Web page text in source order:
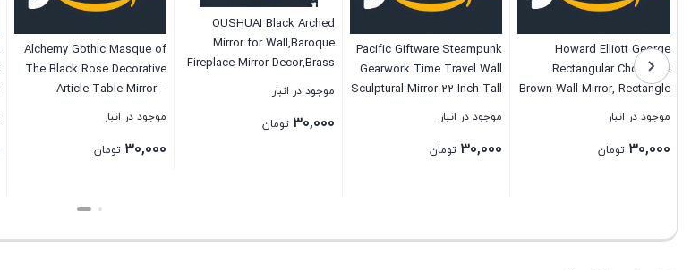
Howard Elliott George
Rectangular Chocolate
Brown Wall Mirror, Rectangle
Hanging Wood Framed
Decor, Living Room,
موجود در انبار
۳۰,۰۰۰ تومان
Pacific Giftware Steampunk
Gearwork Time Travel Wall
Sculptural Mirror 22 Inch Tall
Decorative Steampunk
موجود در انبار
۳۰,۰۰۰ تومان
OUSHUAI Black Arched
Mirror for Wall,Baroque
Fireplace Mirror Decor,Brass
Wall Mirror,Ornate Mirror for
Room/Hallway 36″X30″ …
موجود در انبار
۳۰,۰۰۰ تومان
Alchemy Gothic Masque of
The Black Rose Decorative
Article Table Mirror –
Standard
موجود در انبار
۳۰,۰۰۰ تومان